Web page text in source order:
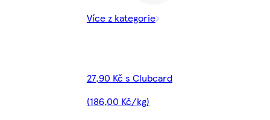
Více z kategorie
27,90 Kč s Clubcard
(186,00 Kč/kg)